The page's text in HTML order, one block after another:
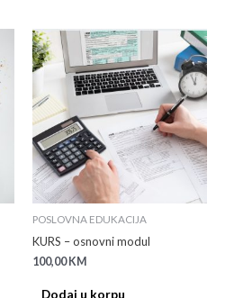
POSLOVNA EDUKACIJA
KURS – osnovni modul
100,00KM
Dodaj u korpu